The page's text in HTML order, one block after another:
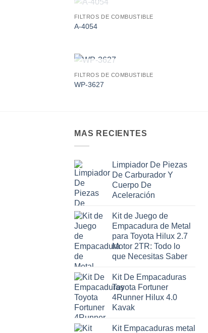
AGOTADO
FILTROS DE COMBUSTIBLE
A-4054
AGOTADO
FILTROS DE COMBUSTIBLE
WP-3627
MAS RECIENTES
Limpiador De Piezas
De Carburador Y
Cuerpo De
Aceleración
Kit de Juego de
Empacadura de Metal
para Toyota Hilux 2.7
Motor 2TR: Todo lo
que Necesitas Saber
Kit De Empacaduras
Toyota Fortuner
4Runner Hilux 4.0
Kavak
Kit Empacaduras metal